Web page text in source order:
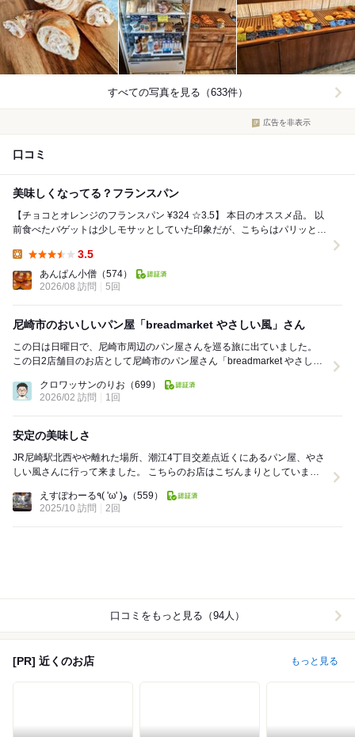
すべての写真を見る（633件）
広告を非表示
口コミ
美味しくなってる？フランスパン
【チョコとオレンジのフランスパン ¥324 ☆3.5】 本日のオススメ品。 以
前食べたバゲットは少しモサッとしていた印象だが、こちらはパリッとし
3.5
あんぱん小僧 （574）
2026/08 訪問
5回
尼崎市のおいしいパン屋「breadmarket やさしい風」さん
この日は日曜日で、尼崎市周辺のパン屋さんを巡る旅に出ていました。
この日2店舗目のお店として尼崎市のパン屋さん「breadmarket やさしい
クロワッサンのりお （699）
2026/02 訪問
1回
安定の美味しさ
JR尼崎駅北西やや離れた場所、潮江4丁目交差点近くにあるパン屋、やさ
しい風さんに行って来ました。 こちらのお店はこぢんまりとしています
えすぽわーる٩( 'ω' )و （559）
2025/10 訪問
2回
口コミをもっと見る（94人）
[PR] 近くのお店 もっと見る